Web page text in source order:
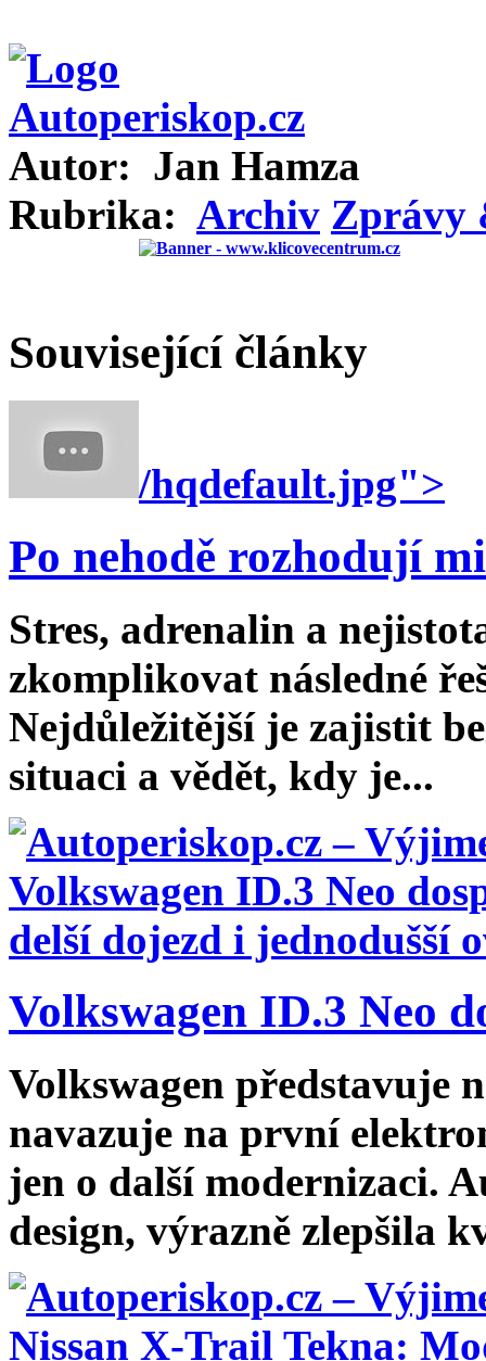
Autor: Jan Hamza
Rubrika: Archiv Zprávy
Související články
/hqdefault.jpg">
Po nehodě rozhodují
Stres, adrenalin a
zkomplikovat následné
Nejdůležitější je zajistit
situaci a vědět, kdy je...
Volkswagen ID.3 Neo
Volkswagen představuje
navazuje na první
jen o další modernizaci.
design, výrazně zlepšila